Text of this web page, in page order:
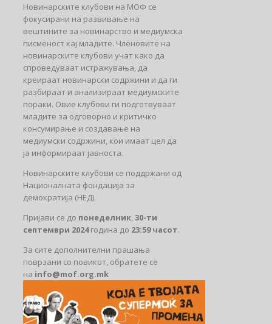
Новинарските клубови на МОФ се
фокусирани на развивање на
вештините за новинарство и медиумска
писменост кај младите. Членовите на
новинарските клубови учат како да
спроведуваат истражувања, да
креираат новинарски содржини и да ги
разбираат и анализираат медиумските
пораки. Овие клубови ги подготвуваат
младите за одговорно и критичко
консумирање и создавање на
медиумски содржини, кои имаат цел да
ја информираат јавноста.
Новинарските клубови се поддржани од
Националната фондација за
демократија (НЕД).
Пријави се до понеделник,30-ти
септември 2024година до 23:59 часот.
За сите дополнителни прашања
поврзани со повикот, обратете се
на info@mof.org.mk